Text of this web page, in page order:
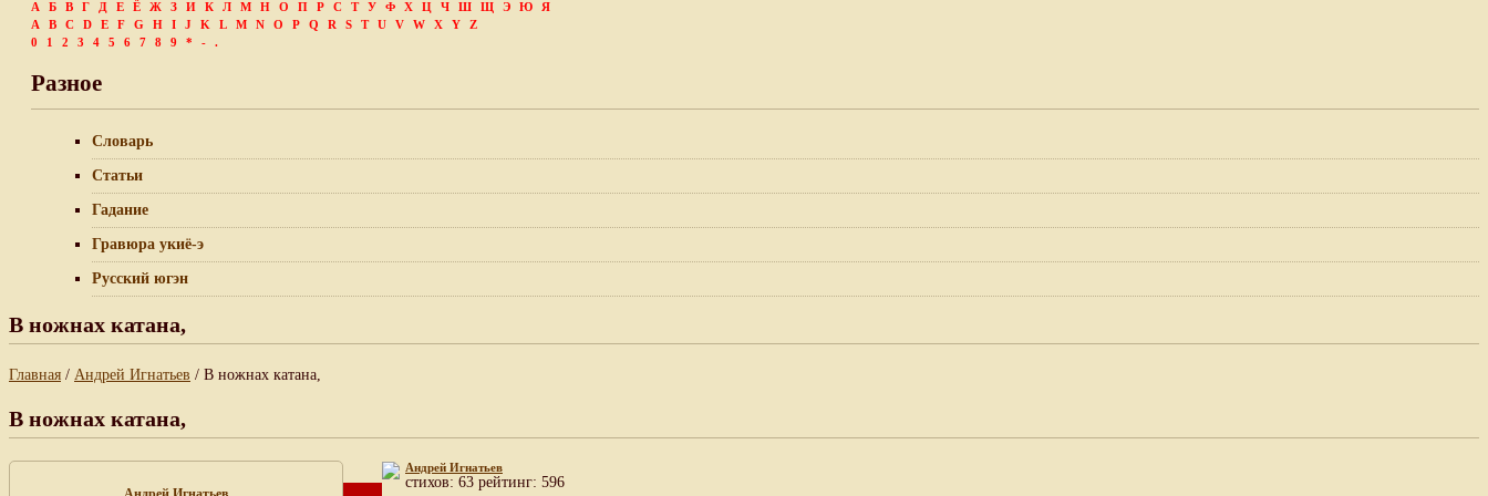
А Б В Г Д Е Ё Ж З И К Л М Н О П Р С Т У Ф Х Ц Ч Ш Щ Э Ю
Я
A
B C D E F G H I J K L M N O P Q R S T U V W X Y
Z
0
1 2 3 4 5 6 7 8 9 * - .
Разное
Словарь
Статьи
Гадание
Гравюра укиё-э
Русский югэн
В ножнах катана,
Главная / Андрей Игнатьев / В ножнах катана,
В ножнах катана,
Андрей Игнатьев
cтихов: 63 рейтинг: 596